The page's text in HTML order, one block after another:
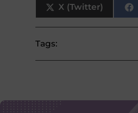
X (Twitter)
Tags: